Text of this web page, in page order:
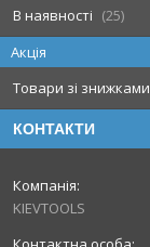
В наявності
25
Акція
Товари зі знижками
КОНТАКТИ
KIEVTOOLS